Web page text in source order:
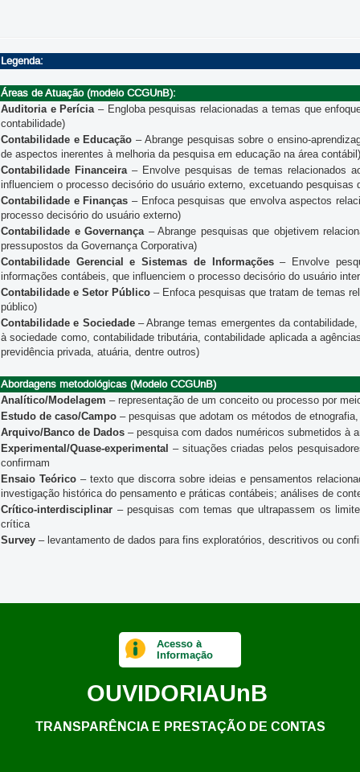
Legenda:
Áreas de Atuação (modelo CCGUnB):
Auditoria e Perícia – Engloba pesquisas relacionadas a temas que
contabilidade)
Contabilidade e Educação – Abrange pesquisas sobre o ensino-
de aspectos inerentes à melhoria da pesquisa em educação na área contábil)
Contabilidade Financeira – Envolve pesquisas de temas relacionados
influenciem o processo decisório do usuário externo, excetuando
Contabilidade e Finanças – Enfoca pesquisas que envolva aspectos
processo decisório do usuário externo)
Contabilidade e Governança – Abrange pesquisas que objetivem
pressupostos da Governança Corporativa)
Contabilidade Gerencial e Sistemas de Informações– Envolve
informações contábeis, que influenciem o processo decisório do usuário
Contabilidade e Setor Público – Enfoca pesquisas que tratam de temas
público)
Contabilidade e Sociedade– Abrange temas emergentes da
à sociedade como, contabilidade tributária, contabilidade aplicada a
previdência privada, atuária, dentre outros)
Abordagens metodológicas (Modelo CCGUnB)
Analítico/Modelagem – representação de um conceito ou processo por
Estudo de caso/Campo – pesquisas que adotam os métodos de
Arquivo/Banco de Dados – pesquisa com dados numéricos submetidos à
Experimental/Quase-experimental – situações criadas pelos
confirmam
Ensaio Teórico– texto que discorra sobre ideias e pensamentos
investigação histórica do pensamento e práticas contábeis; análises de
Crítico-interdisciplinar – pesquisas com temas que ultrapassem os
crítica
Survey – levantamento de dados para fins exploratórios, descritivos ou
Acesso à
Informação
OUVIDORIAUnB
TRANSPARÊNCIA E PRESTAÇÃO DE CONTAS